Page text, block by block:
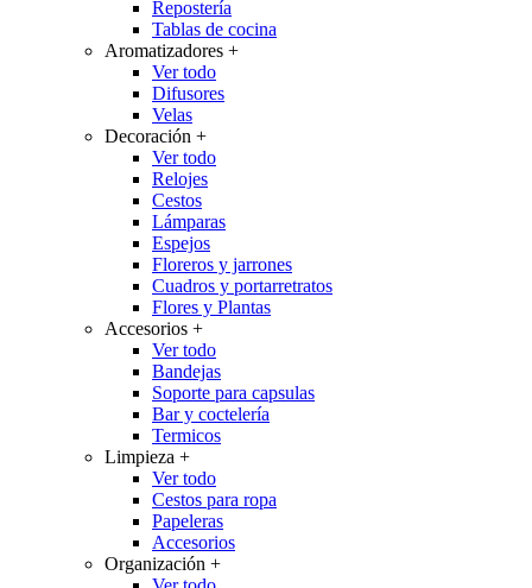
Repostería
Tablas de cocina
Aromatizadores +
Ver todo
Difusores
Velas
Decoración +
Ver todo
Relojes
Cestos
Lámparas
Espejos
Floreros y jarrones
Cuadros y portarretratos
Flores y Plantas
Accesorios +
Ver todo
Bandejas
Soporte para capsulas
Bar y coctelería
Termicos
Limpieza +
Ver todo
Cestos para ropa
Papeleras
Accesorios
Organización +